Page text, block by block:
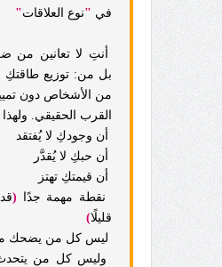
في "نوع العلاقات"
أنتِ لا تعانين
بل من: توزيع طاقتكِ
من الأشخاص دون
القرب الحقيقي.
أن وجودكِ لا يُفتقد
أن حبكِ لا يُقدَّر
أن قيمتكِ تهتز
نقطة مهمة جدًا (
قليلًا)
ليس كل من يضحك
وليس كل من